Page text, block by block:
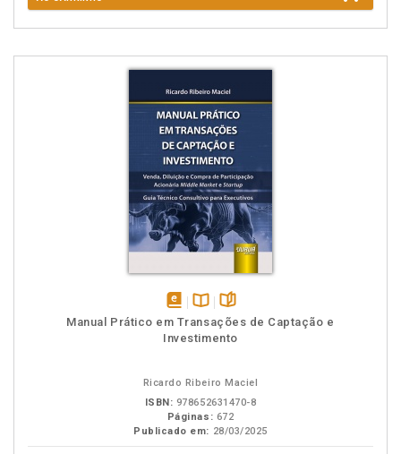
disponível
em
Disponível
na
páginas
Manual Prático em Transações de Captação e
Investimento
Ricardo Ribeiro Maciel
ISBN: 978652631470-8
Páginas: 672
Publicado em: 28/03/2025